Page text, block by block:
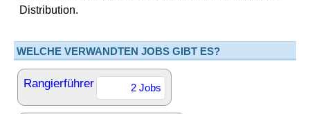
Distribution.
WELCHE VERWANDTEN JOBS GIBT ES?
Rangierführer 2 Jobs